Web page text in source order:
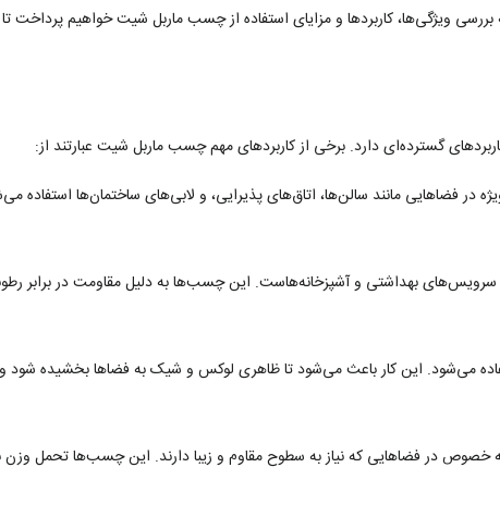
کاربردها و مزایای استفاده از چسب ماربل شیت خواهیم پرداخت تا
گسترده‌ای دارد. برخی از کاربردهای مهم چسب ماربل شیت عبارتند از:
فضاهایی مانند سالن‌ها، اتاق‌های پذیرایی، و لابی‌های ساختمان‌ها
بهداشتی و آشپزخانه‌هاست. این چسب‌ها به دلیل مقاومت در برابر
می‌شود. این کار باعث می‌شود تا ظاهری لوکس و شیک به فضاها بخشیده شود و
در فضاهایی که نیاز به سطوح مقاوم و زیبا دارند. این چسب‌ها تحمل وزن